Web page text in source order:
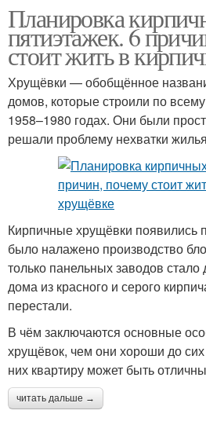
Планировка
пятиэтажек. 6
стоит жить в
Хрущёвки — обобщённое
домов, которые строили по
1958–1980 годах. Они были
решали проблему нехватки
Кирпичные хрущёвки появились
было налажено производство
только панельных заводов стало
дома из красного и серого
перестали.
В чём заключаются основные
хрущёвок, чем они хороши до
них квартиру может быть
читать дальше →